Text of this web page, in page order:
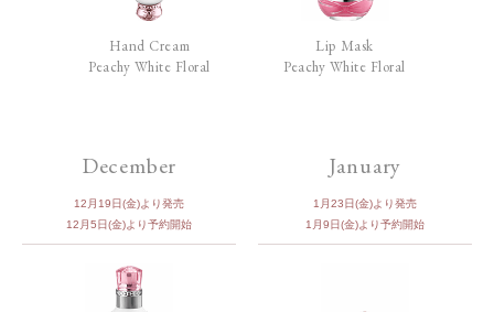
Hand Cream
Peachy White Floral
Lip Mask
Peachy White Floral
December
12月19日(金)より発売
12月5日(金)より予約開始
January
1月23日(金)より発売
1月9日(金)より予約開始